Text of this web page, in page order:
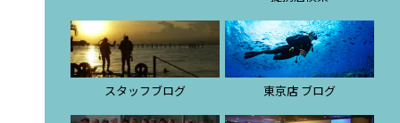
スタッフブログ 東京店 ブログ